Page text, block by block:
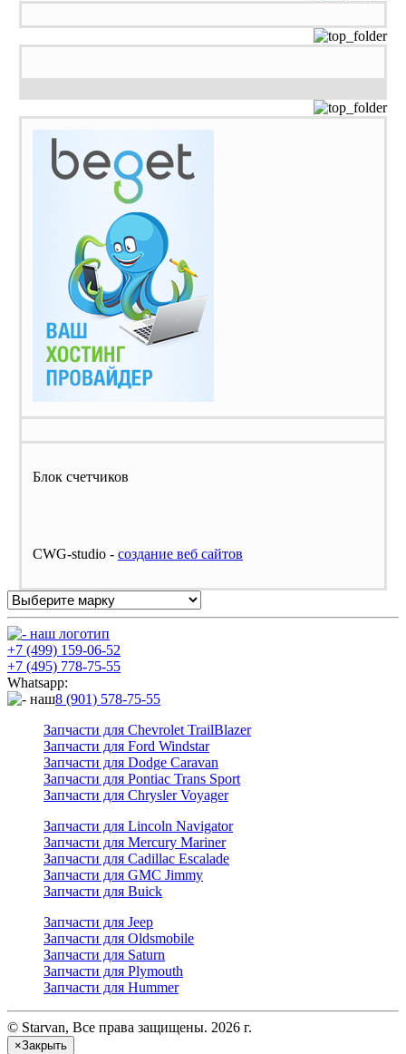
Блок счетчиков
CWG-studio - cоздание веб сайтов
+7 (499) 159-06-52
+7 (495) 778-75-55
Whatsapp:
8 (901) 578-75-55
Запчасти для Chevrolet TrailBlazer
Запчасти для Ford Windstar
Запчасти для Dodge Caravan
Запчасти для Pontiac Trans Sport
Запчасти для Chrysler Voyager
Запчасти для Lincoln Navigator
Запчасти для Mercury Mariner
Запчасти для Cadillac Escalade
Запчасти для GMC Jimmy
Запчасти для Buick
Запчасти для Jeep
Запчасти для Oldsmobile
Запчасти для Saturn
Запчасти для Plymouth
Запчасти для Hummer
© Starvan, Все права защищены. 2026 г.
×Закрыть